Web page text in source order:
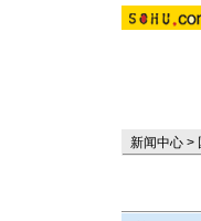
新闻中心 >